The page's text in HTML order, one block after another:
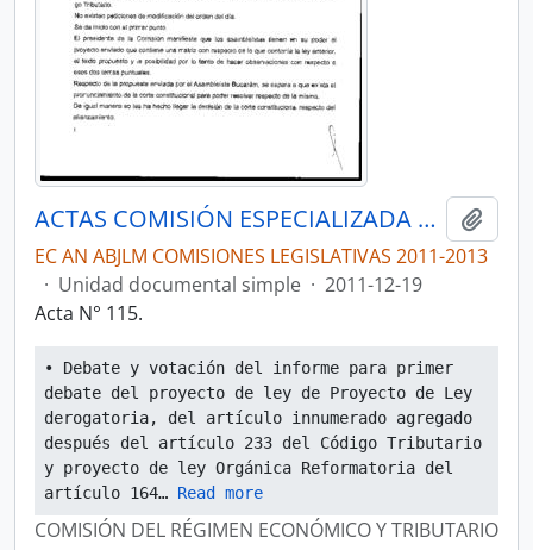
ACTAS COMISIÓN ESPECIALIZADA PERMANENTE DEL RÉGIMEN ECONÓMICO Y TRIBUTARIO Y SU REGULACIÓN Y CONTROL
EC AN ABJLM COMISIONES LEGISLATIVAS 2011-2013
· Unidad documental simple · 2011-12-19
Acta N° 115.
• Debate y votación del informe para primer
debate del proyecto de ley de Proyecto de Ley
derogatoria, del artículo innumerado agregado
después del artículo 233 del Código Tributario
y proyecto de ley Orgánica Reformatoria del
artículo 164… Read more
COMISIÓN DEL RÉGIMEN ECONÓMICO Y TRIBUTARIO